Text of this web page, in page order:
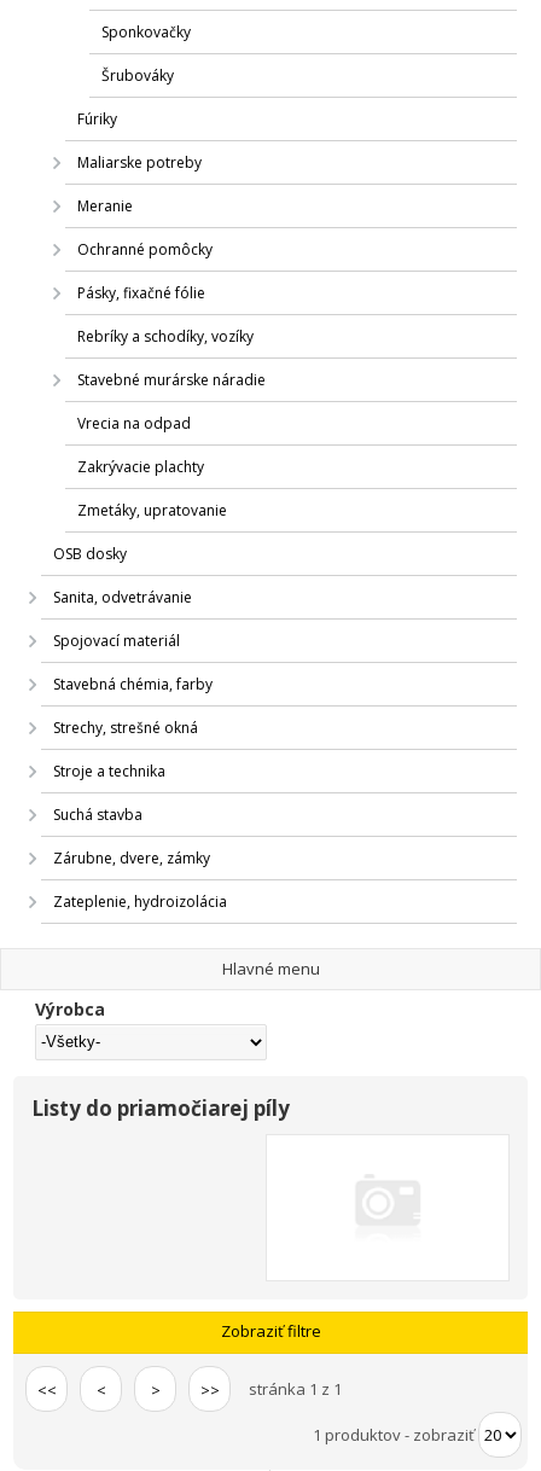
Sponkovačky
Šrubováky
Fúriky
Maliarske potreby
Meranie
Ochranné pomôcky
Pásky, fixačné fólie
Rebríky a schodíky, vozíky
Stavebné murárske náradie
Vrecia na odpad
Zakrývacie plachty
Zmetáky, upratovanie
OSB dosky
Sanita, odvetrávanie
Spojovací materiál
Stavebná chémia, farby
Strechy, strešné okná
Stroje a technika
Suchá stavba
Zárubne, dvere, zámky
Zateplenie, hydroizolácia
Hlavné menu
Výrobca
Listy do priamočiarej píly
Zobraziť filtre
<< < > >> stránka 1 z 1
1 produktov- zobraziť